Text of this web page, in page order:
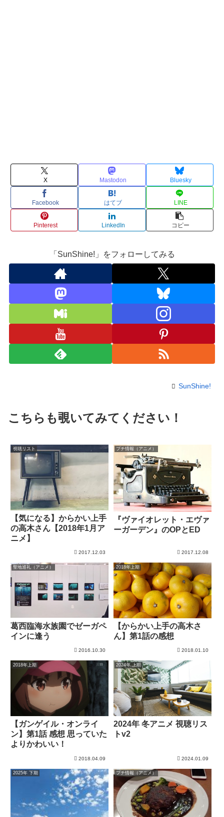
X Mastodon Bluesky
Facebook はてブ LINE
Pinterest LinkedIn コピー
「SunShine!」をフォローしてみる
SunShine!
こちらも覗いてみてください！
視聴リスト
【気になる】からかい上手
の高木さん【2018年1月ア
ニメ】
2017.12.03
プチ情報（アニメ）
『ヴァイオレット・エヴァ
ーガーデン』のOPとED
2017.12.08
聖地巡礼（アニメ）
葛西臨海水族園でゼーガペ
インに逢う
2016.10.30
2018年上期
【からかい上手の高木さ
ん】第1話の感想
2018.01.10
2018年上期
【ガンゲイル・オンライ
ン】第1話 感想 思っていた
よりかわいい！
2018.04.09
2024年 上期
2024年 冬アニメ 視聴リス
トv2
2024.01.09
2025年 下期 プチ情報（アニメ）